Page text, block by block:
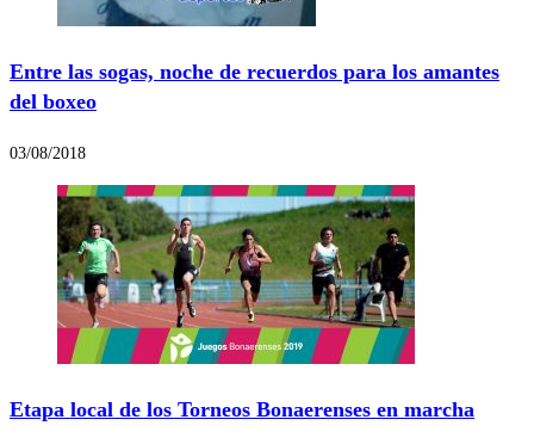
Entre las sogas, noche de recuerdos para los amantes
del boxeo
03/08/2018
Etapa local de los Torneos Bonaerenses en marcha